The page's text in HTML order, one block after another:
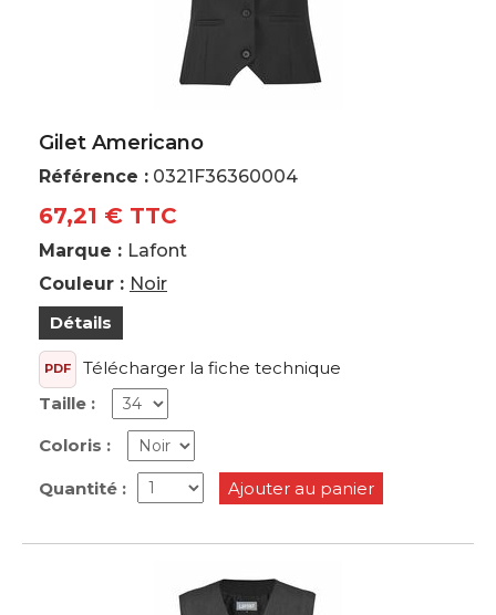
Gilet Americano
Référence : 0321F36360004
67,21 € TTC
Marque : Lafont
Couleur : Noir
Détails
PDF
Télécharger la fiche technique
Taille :
Coloris :
Quantité : Ajouter au panier